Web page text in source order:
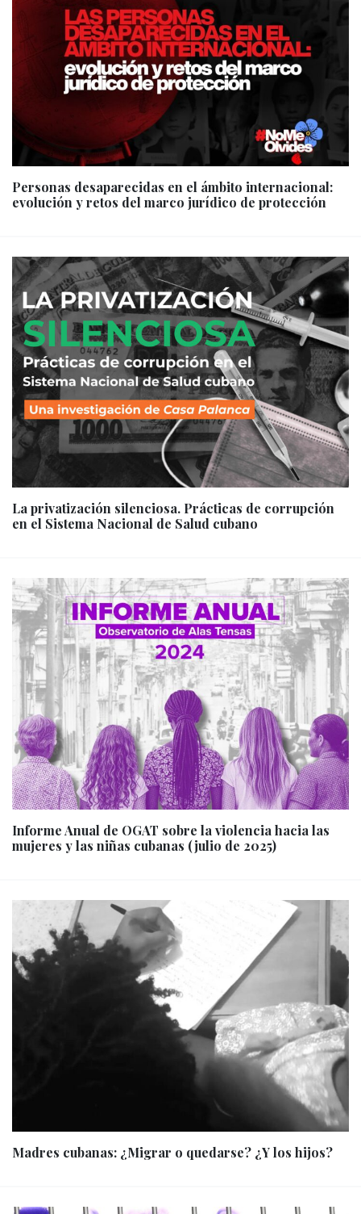
Personas desaparecidas en el ámbito internacional:
evolución y retos del marco jurídico de protección
La privatización silenciosa. Prácticas de corrupción
en el Sistema Nacional de Salud cubano
Informe Anual de OGAT sobre la violencia hacia las
mujeres y las niñas cubanas (julio de 2025)
Madres cubanas: ¿Migrar o quedarse? ¿Y los hijos?